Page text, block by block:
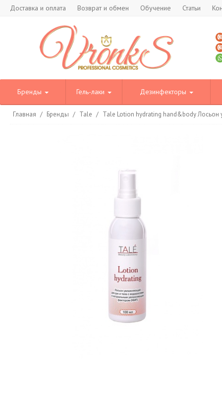
Доставка и оплата Возврат и обмен Обучение Статьи
Бренды Гель-лаки Дезинфекторы
Главная / Бренды / Tale / Tale Lotion hydrating hand&body